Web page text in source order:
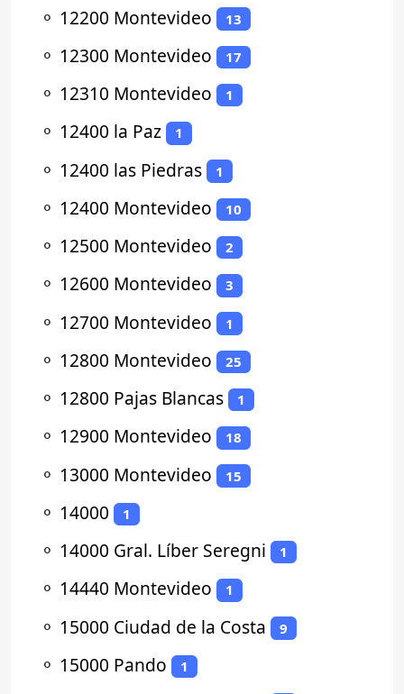
⚬ 12200 Montevideo 13
⚬ 12300 Montevideo 17
⚬ 12310 Montevideo 1
⚬ 12400 la Paz 1
⚬ 12400 las Piedras 1
⚬ 12400 Montevideo 10
⚬ 12500 Montevideo 2
⚬ 12600 Montevideo 3
⚬ 12700 Montevideo 1
⚬ 12800 Montevideo 25
⚬ 12800 Pajas Blancas 1
⚬ 12900 Montevideo 18
⚬ 13000 Montevideo 15
⚬ 14000 1
⚬ 14000 Gral. Líber Seregni 1
⚬ 14440 Montevideo 1
⚬ 15000 Ciudad de la Costa 9
⚬ 15000 Pando 1